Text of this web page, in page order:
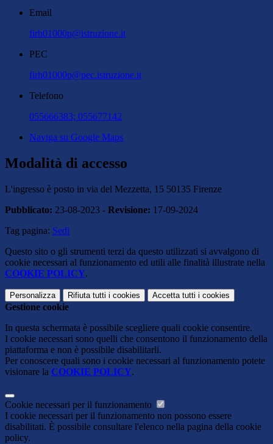
Email
firh01000p@istruzione.it
PEC
firh01000p@pec.istruzione.it
Telefono
055666383; 055677142
Naviga su Google Maps
Modalità di accesso
L'ingresso è posto in via del Mezzetta, 15 50135 Firenze
Pubblicato: 23-08-2023 - Revisione: 17-09-2024
Tag pagina: Sedi
Questo sito o gli strumenti terzi da questo utilizzati si avvalgono di
cookie necessari al funzionamento ed utili alle finalità illustrate nella
COOKIE POLICY.
Personalizza Rifiuta tutti i cookies Accetta tutti i cookies
Gestione cookie
In questa schermata è possibile scegliere quali cookie consentire.
I cookie necessari sono quelli che consentono il funzionamento della
piattaforma e non è possibile disabilitarli.
Per conoscere quali sono i cookie necessari al funzionamento potete
visionare la COOKIE POLICY.
Cookie necessari per il funzionamento
I cookie necessari per il funzionamento non possono essere
disabilitati. È possibile consultare l'elenco nella pagina della cookie
policy.